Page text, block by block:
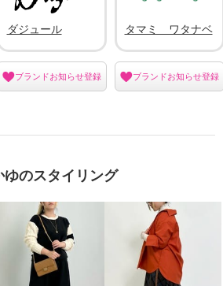
ダジュール
ブランドお知らせ登録
タマミ ワタナベ
ブランドお知らせ登録
ゆのスタイリング